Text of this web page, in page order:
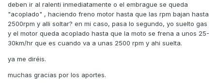
deben ir al ralenti inmediatamente o el embrague se queda
"acoplado" , haciendo freno motor hasta que las rpm bajan hasta
2500rpm y alli soltar? en mi caso, pasa lo segundo, yo suelto gas
y el motor queda acoplado hasta que la moto se frena a unos 25-
30km/hr que es cuando va a unas 2500 rpm y ahi suelta.
ya me diréis.
muchas gracias por los aportes.